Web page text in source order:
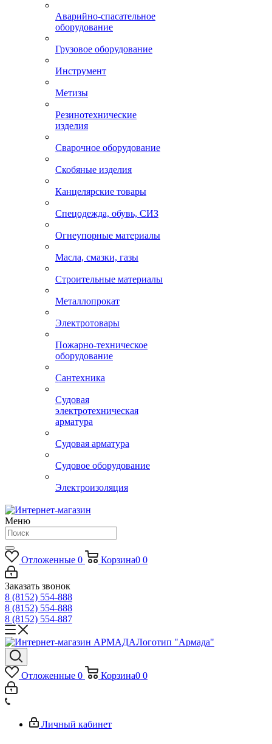
Аварийно-спасательное
оборудование
Грузовое оборудование
Инструмент
Метизы
Резинотехнические
изделия
Сварочное оборудование
Скобяные изделия
Канцелярские товары
Спецодежда, обувь, СИЗ
Огнеупорные материалы
Масла, смазки, газы
Строительные материалы
Металлопрокат
Электротовары
Пожарно-техническое
оборудование
Сантехника
Судовая
электротехническая
арматура
Судовая арматура
Судовое оборудование
Электроизоляция
Меню
Отложенные 0 Корзина0 0
Заказать звонок
8 (8152) 554-888
8 (8152) 554-888
8 (8152) 554-887
Логотип "Армада"
Отложенные 0 Корзина0 0
Личный кабинет